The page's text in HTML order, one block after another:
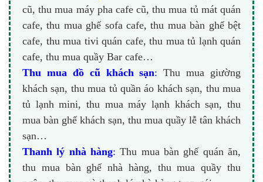
cũ, thu mua máy pha cafe cũ, thu mua tủ mát quán
cafe, thu mua ghế sofa cafe, thu mua bàn ghế bệt
cafe, thu mua tivi quán cafe, thu mua tủ lạnh quán
cafe, thu mua quầy Bar cafe…
Thu mua đồ cũ khách sạn: Thu mua giường
khách sạn, thu mua tủ quần áo khách sạn, thu mua
tủ lạnh mini, thu mua máy lạnh khách sạn, thu
mua bàn ghế khách sạn, thu mua quầy lễ tân khách
sạn…
Thanh lý nhà hàng:Thu mua bàn ghế quán ăn,
thu mua bàn ghế nhà hàng, thu mua quầy thu